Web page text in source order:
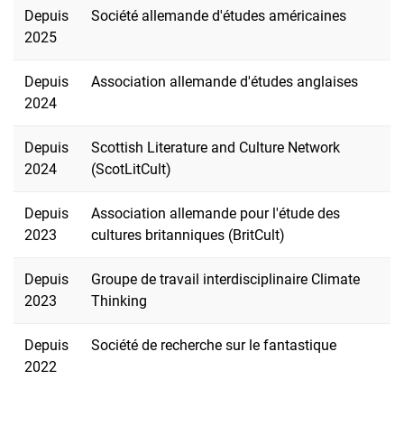
Depuis
2025
Société allemande d'études américaines
Depuis
2024
Association allemande d'études anglaises
Depuis
2024
Scottish Literature and Culture Network
(ScotLitCult)
Depuis
2023
Association allemande pour l'étude des
cultures britanniques (BritCult)
Depuis
2023
Groupe de travail interdisciplinaire Climate
Thinking
Depuis
2022
Société de recherche sur le fantastique